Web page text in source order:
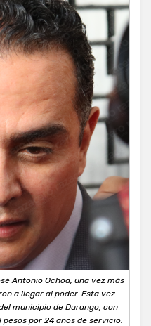
Antonio Ochoa, una vez más
a llegar al poder. Esta vez
municipio de Durango, con
por 24 años de servicio.